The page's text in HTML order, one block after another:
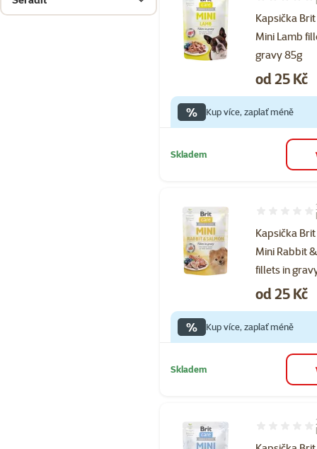
Kapsička
Mini Lamb
gravy 85g
Cena
od 25 Kč
% Kup více, zaplať méně
Skladem
Kapsička
Mini Rabbit
fillets in
Hodnocení
Cena
od 25 Kč
% Kup více, zaplať méně
Skladem
Hodnocení